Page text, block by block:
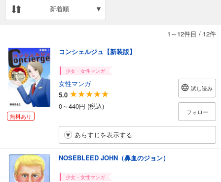
新着順
1～12件目 / 12件
無料あり
コンシェルジュ【新装版】
少女・女性マンガ
女性マンガ
5.0
0～440円 (税込)
試し読み
フォロー
あらすじを表示する
NOSEBLEED JOHN（鼻血のジョン）
少女・女性マンガ